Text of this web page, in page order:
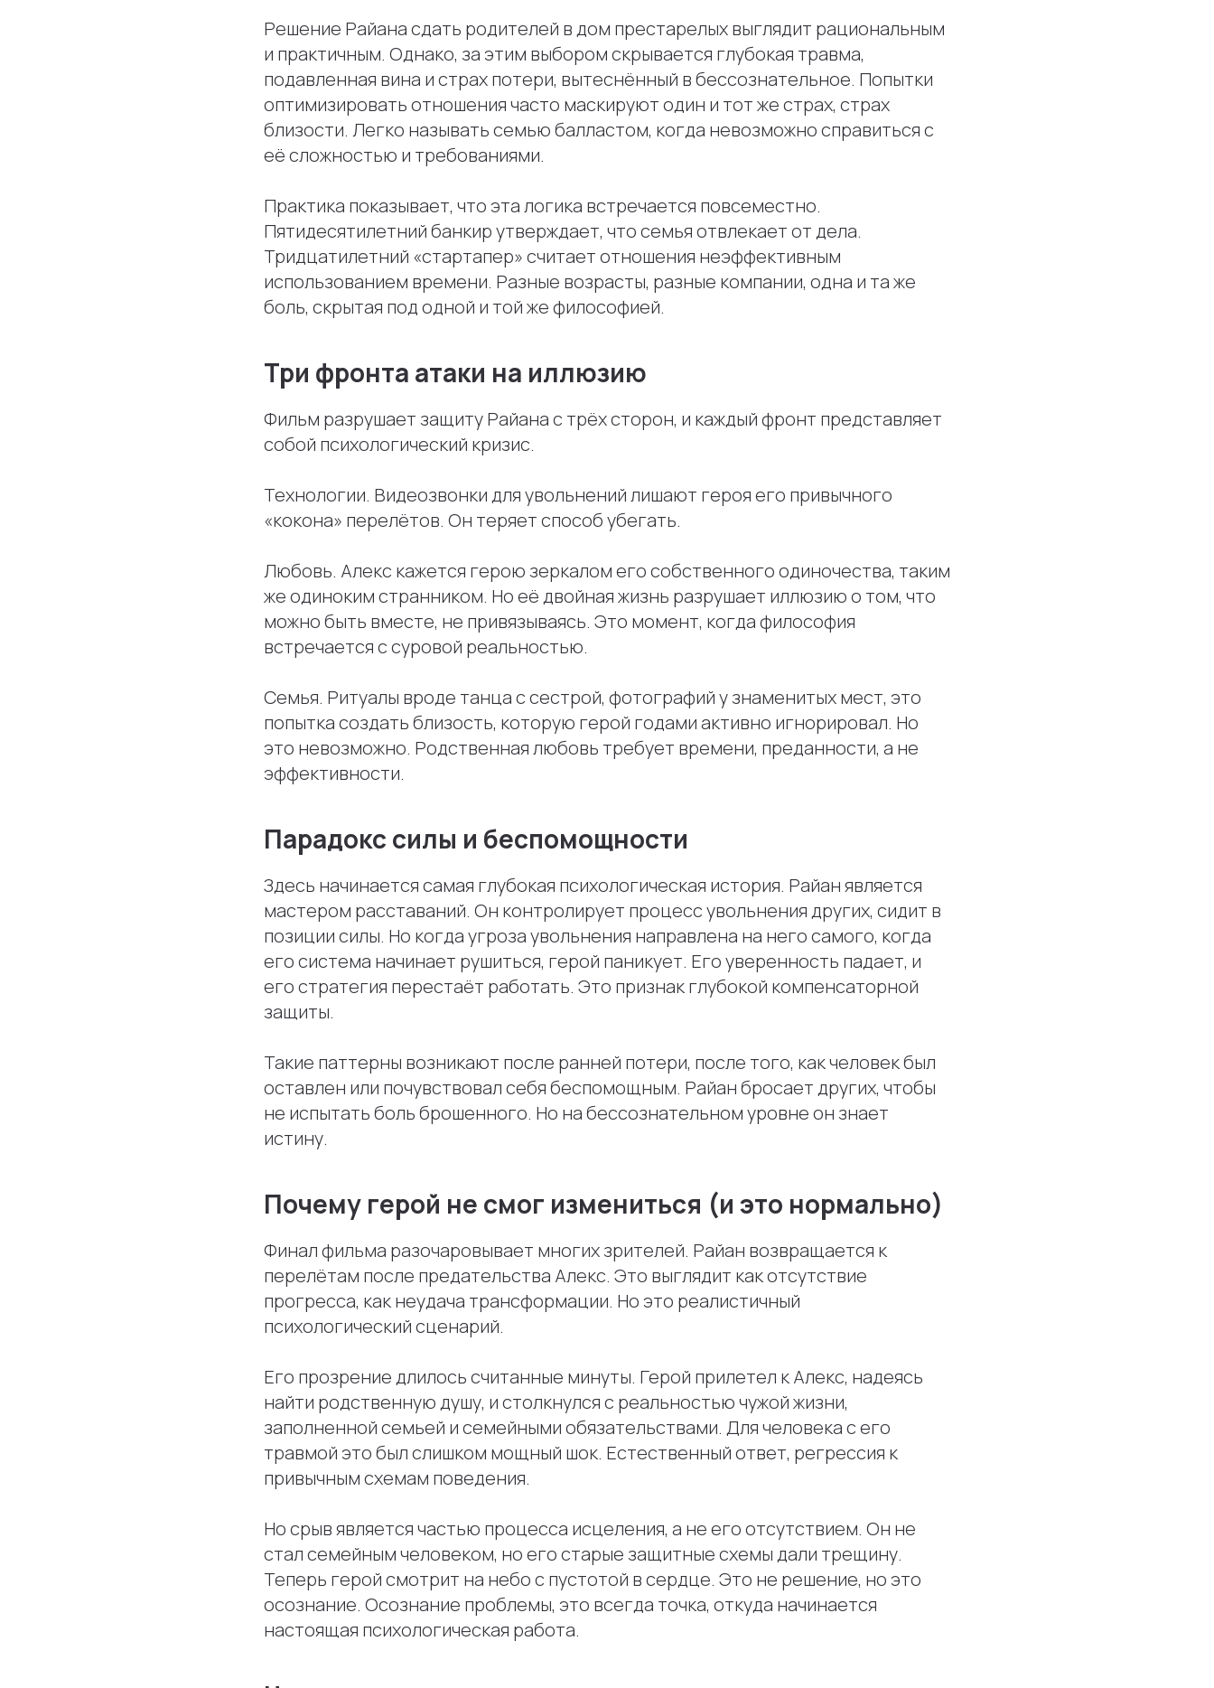
Решение Райана сдать родителей в дом престарелых выглядит рациональным
и практичным. Однако, за этим выбором скрывается глубокая травма,
подавленная вина и страх потери, вытеснённый в бессознательное. Попытки
оптимизировать отношения часто маскируют один и тот же страх, страх
близости. Легко называть семью балластом, когда невозможно справиться с
её сложностью и требованиями.
Практика показывает, что эта логика встречается повсеместно.
Пятидесятилетний банкир утверждает, что семья отвлекает от дела.
Тридцатилетний «стартапер» считает отношения неэффективным
использованием времени. Разные возрасты, разные компании, одна и та же
боль, скрытая под одной и той же философией.
Три фронта атаки на иллюзию
Фильм разрушает защиту Райана с трёх сторон, и каждый фронт представляет
собой психологический кризис.
Технологии. Видеозвонки для увольнений лишают героя его привычного
«кокона» перелётов. Он теряет способ убегать.
Любовь. Алекс кажется герою зеркалом его собственного одиночества, таким
же одиноким странником. Но её двойная жизнь разрушает иллюзию о том, что
можно быть вместе, не привязываясь. Это момент, когда философия
встречается с суровой реальностью.
Семья. Ритуалы вроде танца с сестрой, фотографий у знаменитых мест, это
попытка создать близость, которую герой годами активно игнорировал. Но
это невозможно. Родственная любовь требует времени, преданности, а не
эффективности.
Парадокс силы и беспомощности
Здесь начинается самая глубокая психологическая история. Райан является
мастером расставаний. Он контролирует процесс увольнения других, сидит в
позиции силы. Но когда угроза увольнения направлена на него самого, когда
его система начинает рушиться, герой паникует. Его уверенность падает, и
его стратегия перестаёт работать. Это признак глубокой компенсаторной
защиты.
Такие паттерны возникают после ранней потери, после того, как человек был
оставлен или почувствовал себя беспомощным. Райан бросает других, чтобы
не испытать боль брошенного. Но на бессознательном уровне он знает
истину.
Почему герой не смог измениться (и это нормально)
Финал фильма разочаровывает многих зрителей. Райан возвращается к
перелётам после предательства Алекс. Это выглядит как отсутствие
прогресса, как неудача трансформации. Но это реалистичный
психологический сценарий.
Его прозрение длилось считанные минуты. Герой прилетел к Алекс, надеясь
найти родственную душу, и столкнулся с реальностью чужой жизни,
заполненной семьей и семейными обязательствами. Для человека с его
травмой это был слишком мощный шок. Естественный ответ, регрессия к
привычным схемам поведения.
Но срыв является частью процесса исцеления, а не его отсутствием. Он не
стал семейным человеком, но его старые защитные схемы дали трещину.
Теперь герой смотрит на небо с пустотой в сердце. Это не решение, но это
осознание. Осознание проблемы, это всегда точка, откуда начинается
настоящая психологическая работа.